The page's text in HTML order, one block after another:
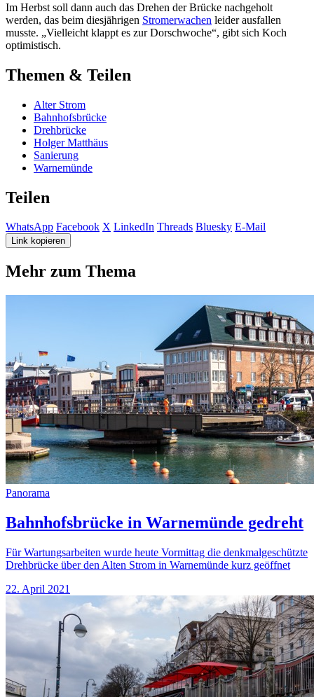
Im Herbst soll dann auch das Drehen der Brücke nachgeholt
werden, das beim diesjährigen Stromerwachen leider ausfallen
musste. „Vielleicht klappt es zur Dorschwoche“, gibt sich Koch
optimistisch.
Themen & Teilen
Alter Strom
Bahnhofsbrücke
Drehbrücke
Holger Matthäus
Sanierung
Warnemünde
Teilen
WhatsApp Facebook X LinkedIn Threads Bluesky E-Mail
Link kopieren
Mehr zum Thema
Panorama
Bahnhofsbrücke in Warnemünde gedreht
Für Wartungsarbeiten wurde heute Vormittag die denkmalgeschützte
Drehbrücke über den Alten Strom in Warnemünde kurz geöffnet
22. April 2021